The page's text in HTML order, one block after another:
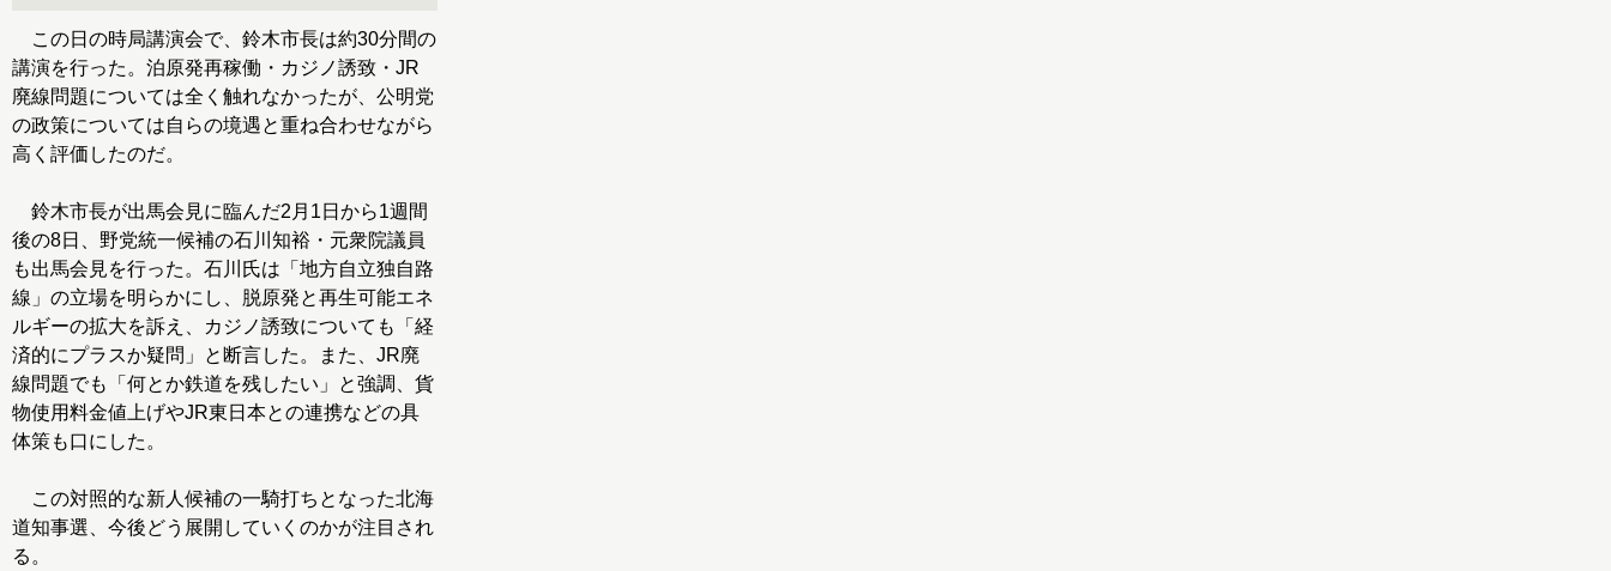
この日の時局講演会で、鈴木市長は約30分間の
講演を行った。泊原発再稼働・カジノ誘致・JR
廃線問題については全く触れなかったが、公明党
の政策については自らの境遇と重ね合わせながら
高く評価したのだ。
鈴木市長が出馬会見に臨んだ2月1日から1週間
後の8日、野党統一候補の石川知裕・元衆院議員
も出馬会見を行った。石川氏は「地方自立独自路
線」の立場を明らかにし、脱原発と再生可能エネ
ルギーの拡大を訴え、カジノ誘致についても「経
済的にプラスか疑問」と断言した。また、JR廃
線問題でも「何とか鉄道を残したい」と強調、貨
物使用料金値上げやJR東日本との連携などの具
体策も口にした。
この対照的な新人候補の一騎打ちとなった北海
道知事選、今後どう展開していくのかが注目され
る。